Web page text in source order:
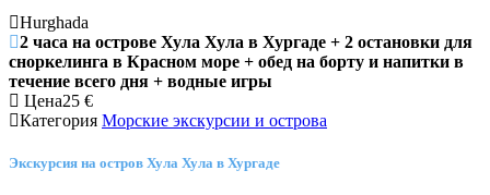
Hurghada
2 часа на острове Хула Хула в Хургаде + 2 остановки для
сноркелинга в Красном море + обед на борту и напитки в
течение всего дня + водные игры
Цена25 €
Категория Морские экскурсии и острова
Экскурсия на остров Хула Хула в Хургаде